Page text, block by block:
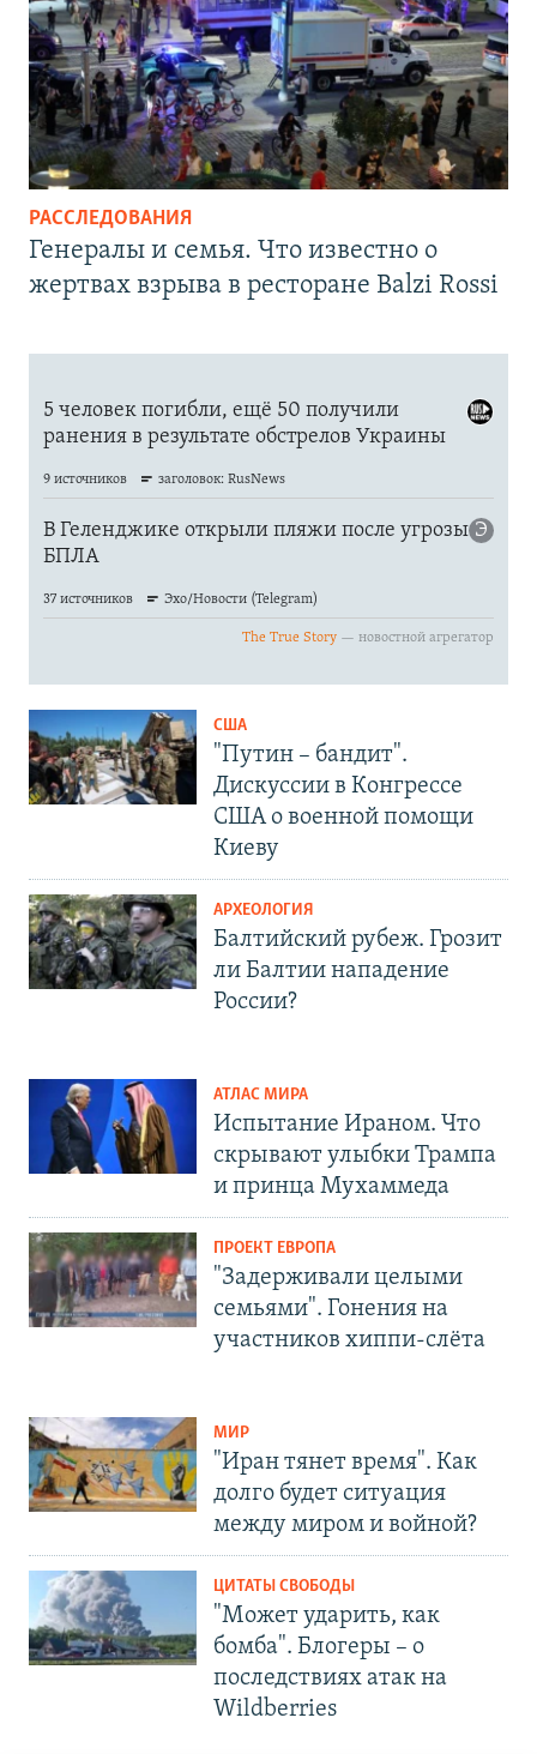
РАССЛЕДОВАНИЯ
Генералы и семья. Что известно о
жертвах взрыва в ресторане Balzi Rossi
США
"Путин – бандит".
Дискуссии в Конгрессе
США о военной помощи
Киеву
АРХЕОЛОГИЯ
Балтийский рубеж. Грозит
ли Балтии нападение
России?
АТЛАС МИРА
Испытание Ираном. Что
скрывают улыбки Трампа
и принца Мухаммеда
ПРОЕКТ ЕВРОПА
"Задерживали целыми
семьями". Гонения на
участников хиппи-слёта
МИР
"Иран тянет время". Как
долго будет ситуация
между миром и войной?
ЦИТАТЫ СВОБОДЫ
"Может ударить, как
бомба". Блогеры – о
последствиях атак на
Wildberries